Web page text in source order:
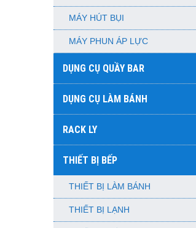
MÁY HÚT BỤI
MÁY PHUN ÁP LỰC
DỤNG CỤ QUẦY BAR
DỤNG CỤ LÀM BÁNH
RACK LY
THIẾT BỊ BẾP
THIẾT BỊ LÀM BÁNH
THIẾT BỊ LẠNH